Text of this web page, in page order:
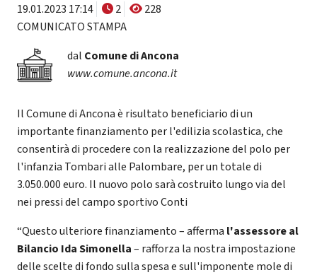
19.01.2023 17:14 2
228
COMUNICATO STAMPA
dal Comune di Ancona
www.comune.ancona.it
Il Comune di Ancona è risultato beneficiario di un
importante finanziamento per l'edilizia scolastica, che
consentirà di procedere con la realizzazione del polo per
l'infanzia Tombari alle Palombare, per un totale di
3.050.000 euro. Il nuovo polo sarà costruito lungo via del
nei pressi del campo sportivo Conti
“Questo ulteriore finanziamento – afferma l'assessore al
Bilancio Ida Simonella– rafforza la nostra impostazione
delle scelte di fondo sulla spesa e sull'imponente mole di